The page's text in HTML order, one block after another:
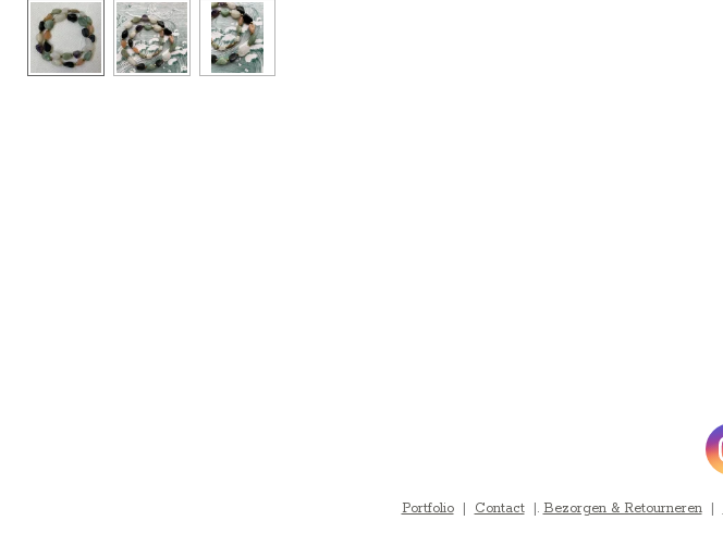
Portfolio| Contact|. Bezorgen & Retourneren|